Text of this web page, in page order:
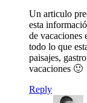
Un articulo
esta
de vacaciones
todo lo que
paisajes,
vacaciones 🙂
Reply